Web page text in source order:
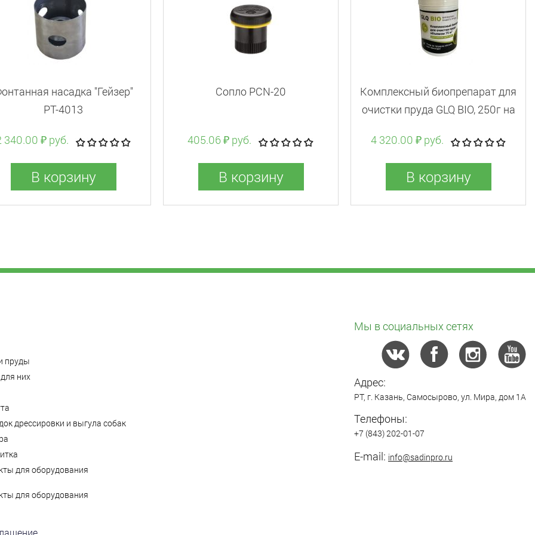
насадка "Гейзер"
РТ-4013
340.00 ₽ руб.
В корзину
Сопло PСN-20
405.06 ₽ руб.
В корзину
Комплексный биопрепарат для
очистки пруда GLQ BIO, 250г на
росту водорослей, уменьшает
донные отложения, осветляет
воду.
4 320.00 ₽ руб.
В корзину
пруды
них
дрессировки и выгула собак
для оборудования
для оборудования
Мы в социальных сетях
Адрес:
РТ, г. Казань, Самосырово, ул. Мира, дом 1А
Телефоны:
+7 (843) 202-01-07
E-mail: info@sadinpro.ru